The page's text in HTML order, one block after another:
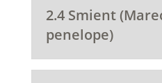
2.4 Smient
penelope)